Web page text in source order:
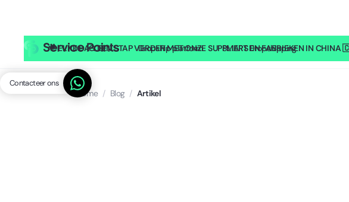
🎥ELKE DAG EEN STAP VERDER MET ONZE SUPPLIERS EN FABRIEKEN IN
Dropship platform SMART Dropshipping SP Lite
Contacteer ons
Home / Blog / Artikel